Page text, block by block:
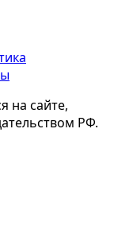
на сайте,
РФ.